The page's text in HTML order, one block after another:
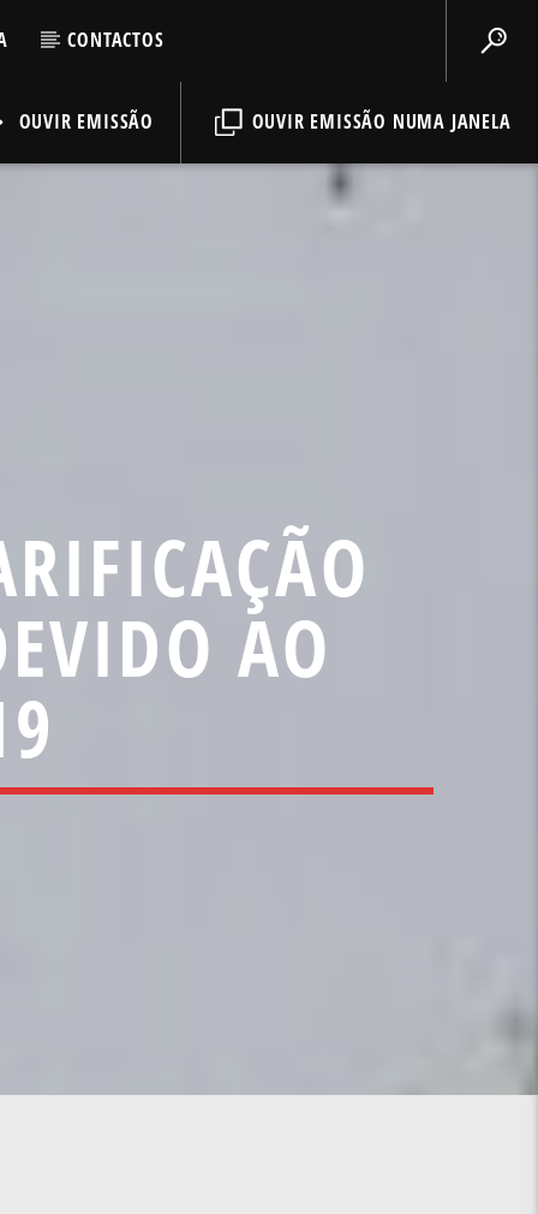
CONTACTOS
OUVIR EMISSÃO NUMA JANELA
OUVIR EMISSÃO
AO